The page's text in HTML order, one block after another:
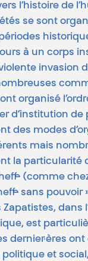
l’histoire de
se sont
à un corps
invasion
organisé
d’institution de
des modes
mais
la particularité
(comme
sans pouvoir
Zapatistes, dans
est
dernier·ères
politique et